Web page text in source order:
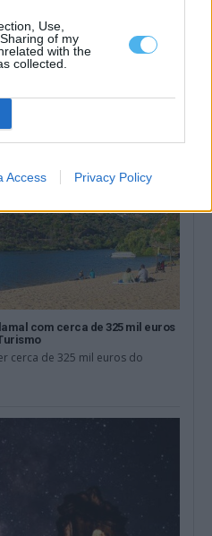
Use,
of my
with the
collected.
Access Privacy Policy
um dos quatro finalistas da
com cerca de 325 mil euros
cerca de 325 mil euros do